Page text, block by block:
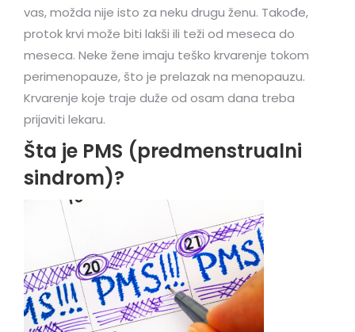
vas, možda nije isto za neku drugu ženu. Takođe,
protok krvi može biti lakši ili teži od meseca do
meseca. Neke žene imaju teško krvarenje tokom
perimenopauze, što je prelazak na menopauzu.
Krvarenje koje traje duže od osam dana treba
prijaviti lekaru.
Šta je PMS (predmenstrualni
sindrom)?